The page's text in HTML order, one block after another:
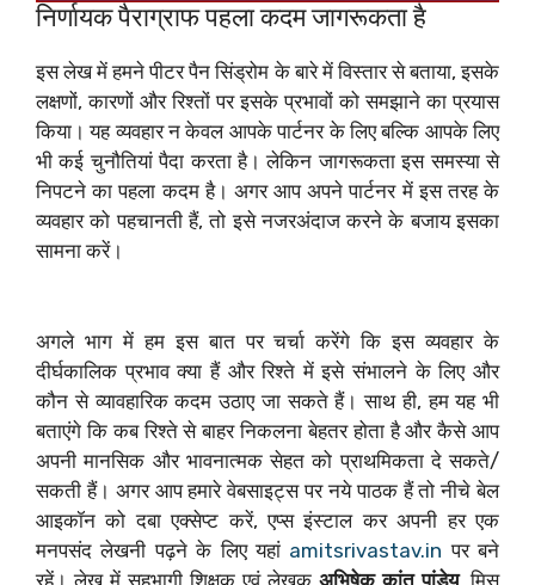
निर्णायक पैराग्राफ पहला कदम जागरूकता है
इस लेख में हमने पीटर पैन सिंड्रोम के बारे में विस्तार से बताया, इसके
लक्षणों, कारणों और रिश्तों पर इसके प्रभावों को समझाने का प्रयास
किया। यह व्यवहार न केवल आपके पार्टनर के लिए बल्कि आपके लिए
भी कई चुनौतियां पैदा करता है। लेकिन जागरूकता इस समस्या से
निपटने का पहला कदम है। अगर आप अपने पार्टनर में इस तरह के
व्यवहार को पहचानती हैं, तो इसे नजरअंदाज करने के बजाय इसका
सामना करें।
अगले भाग में हम इस बात पर चर्चा करेंगे कि इस व्यवहार के
दीर्घकालिक प्रभाव क्या हैं और रिश्ते में इसे संभालने के लिए और
कौन से व्यावहारिक कदम उठाए जा सकते हैं। साथ ही, हम यह भी
बताएंगे कि कब रिश्ते से बाहर निकलना बेहतर होता है और कैसे आप
अपनी मानसिक और भावनात्मक सेहत को प्राथमिकता दे सकते/
सकती हैं। अगर आप हमारे वेबसाइट्स पर नये पाठक हैं तो नीचे बेल
आइकॉन को दबा एक्सेप्ट करें, एप्स इंस्टाल कर अपनी हर एक
मनपसंद लेखनी पढ़ने के लिए यहां amitsrivastav.in पर बने
रहें। लेख में सहभागी शिक्षक एवं लेखक अभिषेक कांत पांडेय, मिस